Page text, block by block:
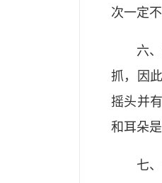
次一定
六
抓，因
摇头并
和耳朵
七